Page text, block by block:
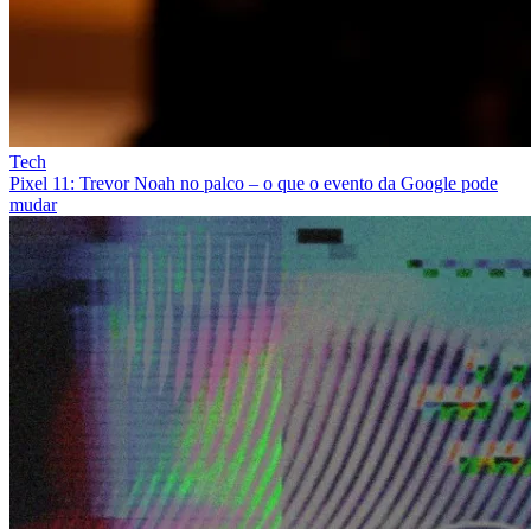
Tech
Pixel 11: Trevor Noah no palco – o que o evento da Google pode
mudar